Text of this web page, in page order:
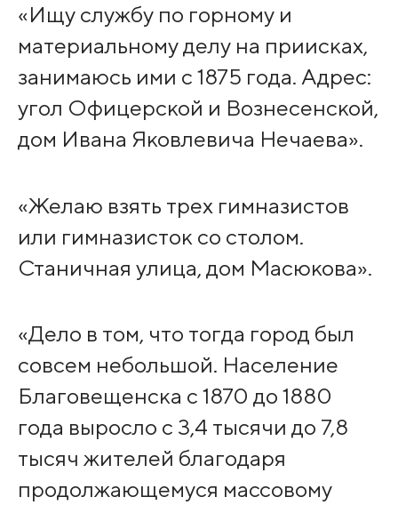
«Ищу службу по горному и
материальному делу на приисках,
занимаюсь ими с 1875 года. Адрес:
угол Офицерской и Вознесенской,
дом Ивана Яковлевича Нечаева».
«Желаю взять трех гимназистов
или гимназисток со столом.
Станичная улица, дом Масюкова».
«Дело в том, что тогда город был
совсем небольшой. Население
Благовещенска с 1870 до 1880
года выросло с 3,4 тысячи до 7,8
тысяч жителей благодаря
продолжающемуся массовому